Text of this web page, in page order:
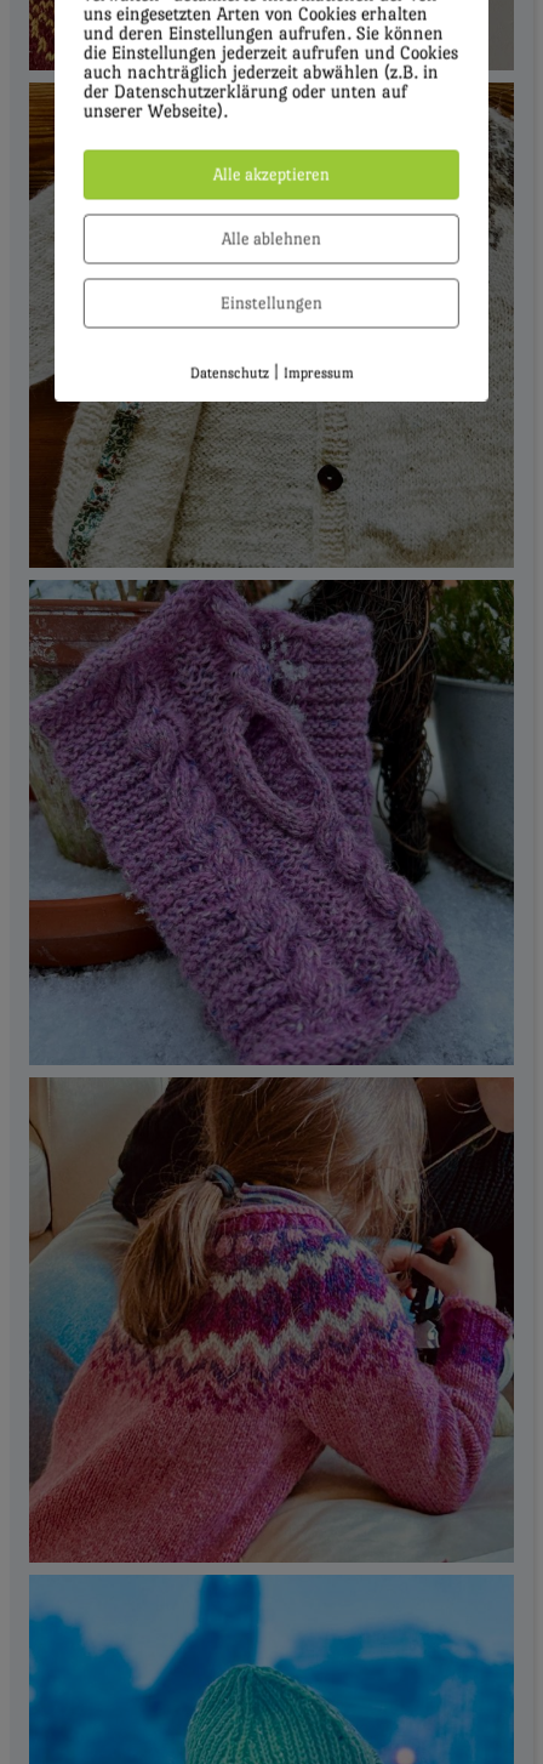
uns eingesetzten Arten von Cookies erhalten
und deren Einstellungen aufrufen. Sie können
die Einstellungen jederzeit aufrufen und Cookies
auch nachträglich jederzeit abwählen (z.B. in
der Datenschutzerklärung oder unten auf
unserer Webseite).
Alle akzeptieren
Alle ablehnen
Einstellungen
Datenschutz| Impressum